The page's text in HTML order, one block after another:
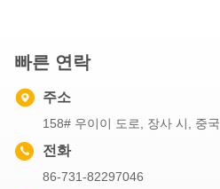
빠른 연락
주소
158# 우이이 도로, 장사 시, 중국
전화
86-731-82297046